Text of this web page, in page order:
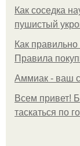
Как соседка
пушистый
Как
Правила
Аммиак - ваш
Всем привет!
таскаться по